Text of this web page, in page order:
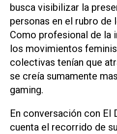
busca visibilizar la
personas en el rubro de
Como profesional de la
los movimientos
colectivas tenían que
se creía sumamente
gaming.
En conversación con El
cuenta el recorrido de